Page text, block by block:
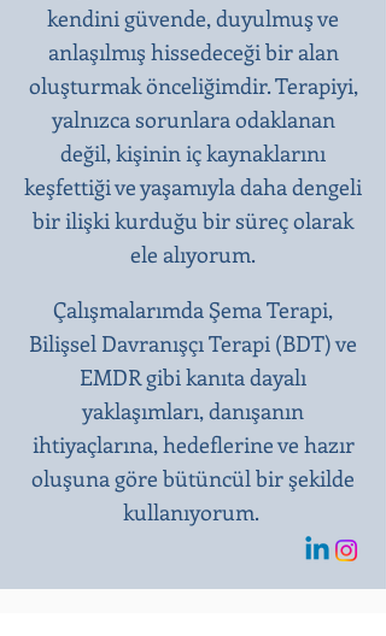
kendini güvende, duyulmuş ve
anlaşılmış hissedeceği bir alan
oluşturmak önceliğimdir. Terapiyi,
yalnızca sorunlara odaklanan
değil, kişinin iç kaynaklarını
keşfettiği ve yaşamıyla daha dengeli
bir ilişki kurduğu bir süreç olarak
ele alıyorum.
Çalışmalarımda Şema Terapi,
Bilişsel Davranışçı Terapi (BDT) ve
EMDR gibi kanıta dayalı
yaklaşımları, danışanın
ihtiyaçlarına, hedeflerine ve hazır
oluşuna göre bütüncül bir şekilde
kullanıyorum.